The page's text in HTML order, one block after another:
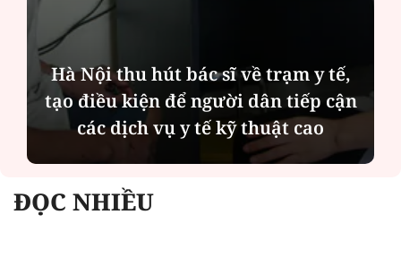
Hà Nội thu hút bác sĩ về trạm y tế,
tạo điều kiện để người dân tiếp cận
các dịch vụ y tế kỹ thuật cao
ĐỌC NHIỀU